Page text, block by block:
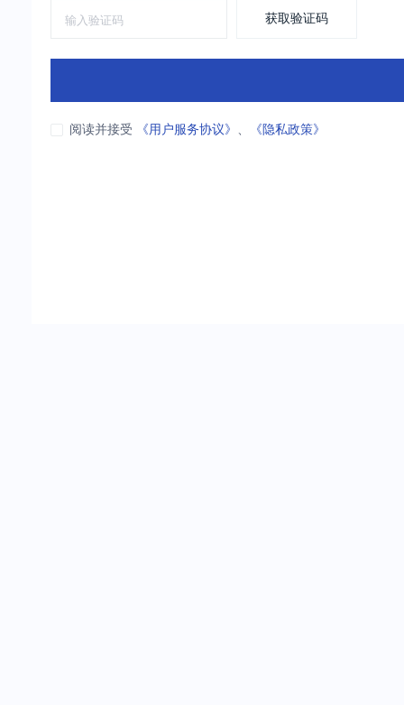
获取验证码
阅读并接受 《用户服务协议》 、 《隐私政策》